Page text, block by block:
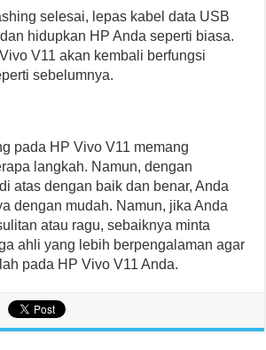
selesai, lepas kabel data USB
hidupkan HP Anda seperti biasa.
V11 akan kembali berfungsi
sebelumnya.
pada HP Vivo V11 memang
langkah. Namun, dengan
atas dengan baik dan benar, Anda
dengan mudah. Namun, jika Anda
atau ragu, sebaiknya minta
ahli yang lebih berpengalaman agar
pada HP Vivo V11 Anda.